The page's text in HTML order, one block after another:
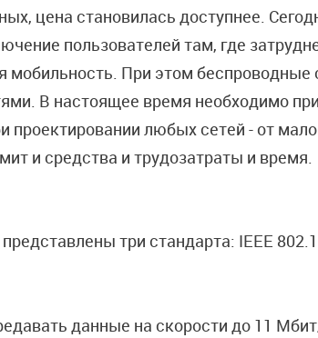
цена становилась доступнее.
пользователей там, где
мобильность. При этом беспроводные
В настоящее время необходимо
любых сетей - от
и средства и трудозатраты и время.
три стандарта: IEEE
данные на скорости до 11